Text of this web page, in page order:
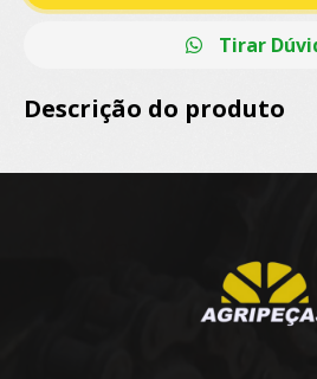
Tirar
Descrição do produto